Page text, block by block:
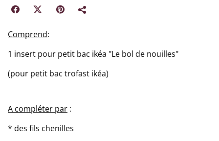
Comprend:
1 insert pour petit bac ikéa "Le bol de nouilles"
(pour petit bac trofast ikéa)
A compléter par :
* des fils chenilles